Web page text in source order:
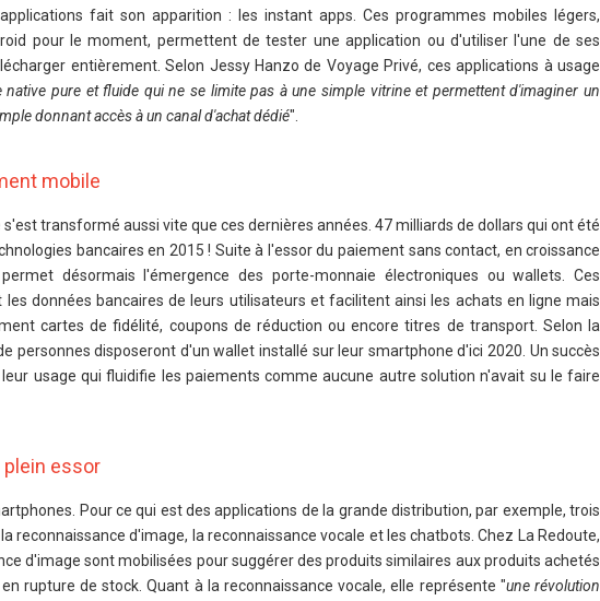
fait son apparition : les instant apps. Ces programmes mobiles légers,
pour le moment, permettent de tester une application ou d'utiliser l'une de ses
entièrement. Selon Jessy Hanzo de Voyage Privé, ces applications à usage
native pure et fluide qui ne se limite pas à une simple vitrine et permettent d'imaginer un
donnant accès à un canal d'achat dédié".
mobile
transformé aussi vite que ces dernières années. 47 milliards de dollars qui ont été
bancaires en 2015 ! Suite à l'essor du paiement sans contact, en croissance
désormais l'émergence des porte-monnaie électroniques ou wallets. Ces
données bancaires de leurs utilisateurs et facilitent ainsi les achats en ligne mais
cartes de fidélité, coupons de réduction ou encore titres de transport. Selon la
personnes disposeront d'un wallet installé sur leur smartphone d'ici 2020. Un succès
usage qui fluidifie les paiements comme aucune autre solution n'avait su le faire
essor
Pour ce qui est des applications de la grande distribution, par exemple, trois
reconnaissance d'image, la reconnaissance vocale et les chatbots. Chez La Redoute,
d'image sont mobilisées pour suggérer des produits similaires aux produits achetés
rupture de stock. Quant à la reconnaissance vocale, elle représente "une révolution